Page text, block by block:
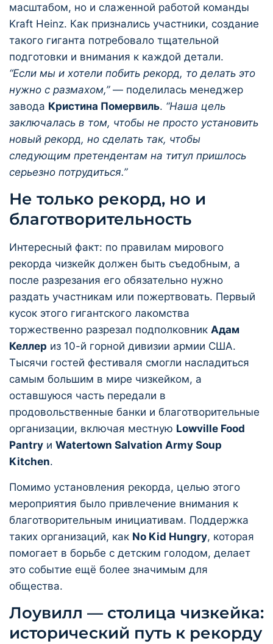
масштабом, но и слаженной работой команды
Kraft Heinz. Как признались участники, создание
такого гиганта потребовало тщательной
подготовки и внимания к каждой детали.
“Если мы и хотели побить рекорд, то делать это
нужно с размахом,”— поделилась менеджер
завода Кристина Помервиль. “Наша цель
заключалась в том, чтобы не просто установить
новый рекорд, но сделать так, чтобы
следующим претендентам на титул пришлось
серьезно потрудиться.”
Не только рекорд, но и
благотворительность
Интересный факт: по правилам мирового
рекорда чизкейк должен быть съедобным, а
после разрезания его обязательно нужно
раздать участникам или пожертвовать. Первый
кусок этого гигантского лакомства
торжественно разрезал подполковник Адам
Келлер из 10-й горной дивизии армии США.
Тысячи гостей фестиваля смогли насладиться
самым большим в мире чизкейком, а
оставшуюся часть передали в
продовольственные банки и благотворительные
организации, включая местную Lowville Food
Pantry и Watertown Salvation Army Soup
Kitchen.
Помимо установления рекорда, целью этого
мероприятия было привлечение внимания к
благотворительным инициативам. Поддержка
таких организаций, как No Kid Hungry, которая
помогает в борьбе с детским голодом, делает
это событие ещё более значимым для
общества.
Лоувилл — столица чизкейка:
исторический путь к рекорду